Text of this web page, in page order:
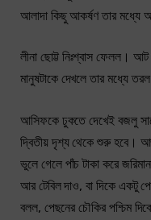
আলাদা কিছু আকর্ষণ তার মধ্যে
লীনা ছোট্ট নিঃশ্বাস ফেলল। আট
মানুষটাকে দেখলে তার মধ্যে
আসিফকে ঢুকতে দেখেই বজলু
দ্বিতীয় দৃশ্য থেকে শুরু হবে।
ভুলে গেলে পাঁচ টাকা করে
আর টেবিল দাও, বা দিকে একটু
বলল, পেছনের চৌকির পশ্চিম